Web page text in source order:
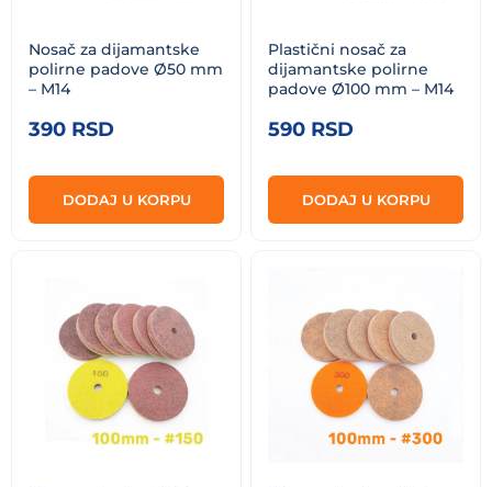
Nosač za dijamantske
polirne padove Ø50 mm
– M14
390 RSD
DODAJ U KORPU
Plastični nosač za
dijamantske polirne
padove Ø100 mm – M14
590 RSD
DODAJ U KORPU